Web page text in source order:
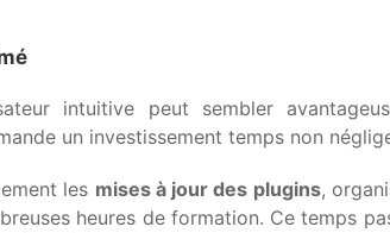
intuitive peut sembler
un investissement temps non
les mises à jour des plugins,
heures de formation. Ce temps